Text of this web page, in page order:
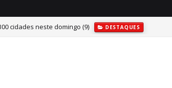
DESTAQUES
no Doron; homem tenta tirar a própria vida